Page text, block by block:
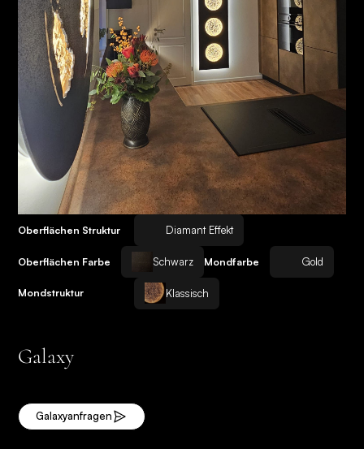
Galaxy
Galaxyanfragen
Oberflächen Struktur Diamant Effekt
Oberflächen Farbe Schwarz Mondfarbe Gold
Mondstruktur Klassisch